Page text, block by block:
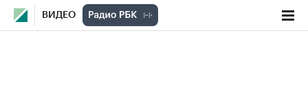
ВИДЕО